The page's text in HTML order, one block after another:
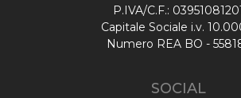
P.IVA/C.F.:
Capitale Sociale i.v.
Numero REA BO -
SOCIAL